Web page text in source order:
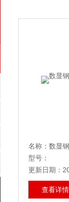
名称：数显
型号：
更新日期：
查看详情